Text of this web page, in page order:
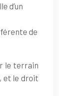
d’un
de
le terrain
et le droit